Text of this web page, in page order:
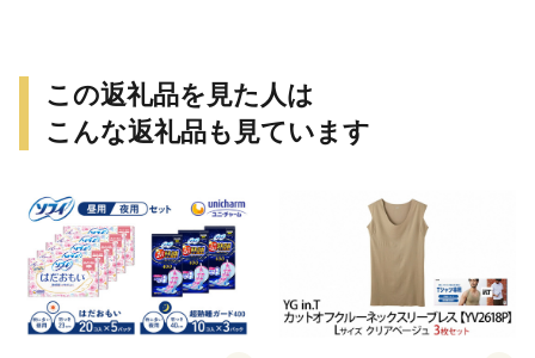
この返礼品を見た人は
こんな返礼品も見ています